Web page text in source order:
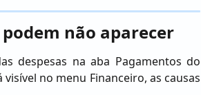
não aparecer
despesas na aba Pagamentos do
no menu Financeiro, as causas